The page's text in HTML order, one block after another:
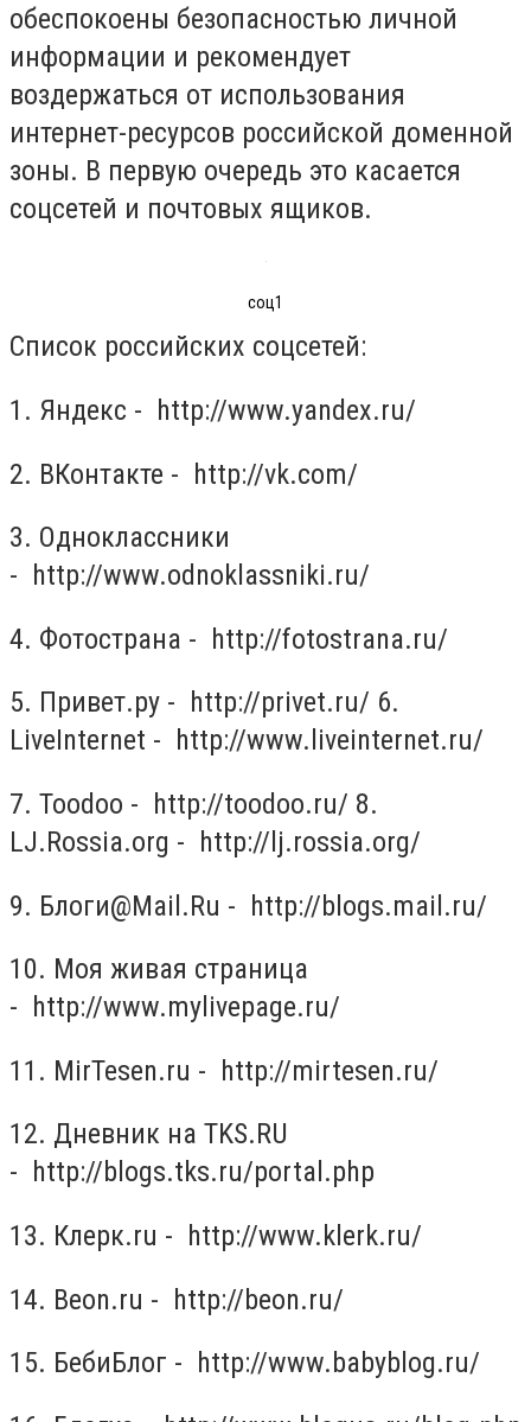
обеспокоены безопасностью личной
информации и рекомендует
воздержаться от использования
интернет-ресурсов российской доменной
зоны. В первую очередь это касается
соцсетей и почтовых ящиков.
соц1
Список российских соцсетей:
1. Яндекс - http://www.yandex.ru/
2. ВКонтакте - http://vk.com/
3. Одноклассники
- http://www.odnoklassniki.ru/
4. Фотострана - http://fotostrana.ru/
5. Привет.ру - http://privet.ru/ 6.
LiveInternet - http://www.liveinternet.ru/
7. Toodoo - http://toodoo.ru/ 8.
LJ.Rossia.org - http://lj.rossia.org/
9. Блоги@Mail.Ru - http://blogs.mail.ru/
10. Моя живая страница
- http://www.mylivepage.ru/
11. MirTesen.ru - http://mirtesen.ru/
12. Дневник на TKS.RU
- http://blogs.tks.ru/portal.php
13. Клерк.ru - http://www.klerk.ru/
14. Beon.ru - http://beon.ru/
15. БебиБлог - http://www.babyblog.ru/